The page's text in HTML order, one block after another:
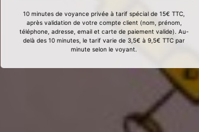
10 minutes de voyance privée à tarif spécial de 15€ TTC,
après validation de votre compte client (nom, prénom,
téléphone, adresse, email et carte de paiement valide). Au-
delà des 10 minutes, le tarif varie de 3,5€ à 9,5€ TTC par
minute selon le voyant.